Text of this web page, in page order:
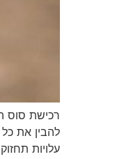
רכישת סוס
להבין את
עלויות